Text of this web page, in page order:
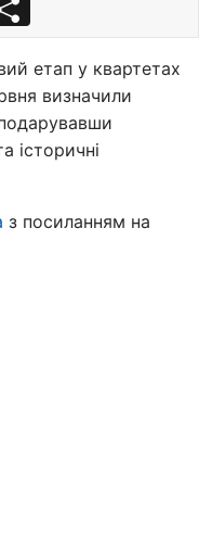
етап у квартетах
визначили
історичні
з посиланням на